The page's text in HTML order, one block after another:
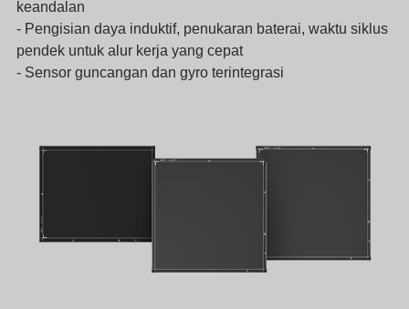
keandalan
- Pengisian daya induktif, penukaran baterai, waktu siklus
pendek untuk alur kerja yang cepat
- Sensor guncangan dan gyro terintegrasi